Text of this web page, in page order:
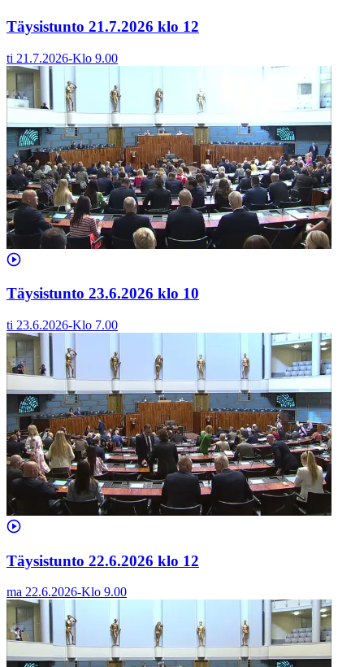
Täysistunto 21.7.2026 klo 12
ti 21.7.2026-Klo 9.00
Täysistunto 23.6.2026 klo 10
ti 23.6.2026-Klo 7.00
Täysistunto 22.6.2026 klo 12
ma 22.6.2026-Klo 9.00